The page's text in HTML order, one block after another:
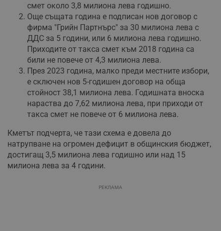
смет около 3,8 милиона лева годишно.
Още същата година е подписан нов договор с
фирма "Грийн Партнърс" за 30 милиона лева с
ДДС за 5 години, или 6 милиона лева годишно.
Приходите от такса смет към 2018 година са
били не повече от 4,3 милиона лева.
През 2023 година, малко преди местните избори,
е сключен нов 5-годишен договор на обща
стойност 38,1 милиона лева. Годишната вноска
нараства до 7,62 милиона лева, при приходи от
такса смет не повече от 6 милиона лева.
Кметът подчерта, че тази схема е довела до
натрупване на огромен дефицит в общинския бюджет,
достигащ 3,5 милиона лева годишно или над 15
милиона лева за 4 години.
РЕКЛАМА